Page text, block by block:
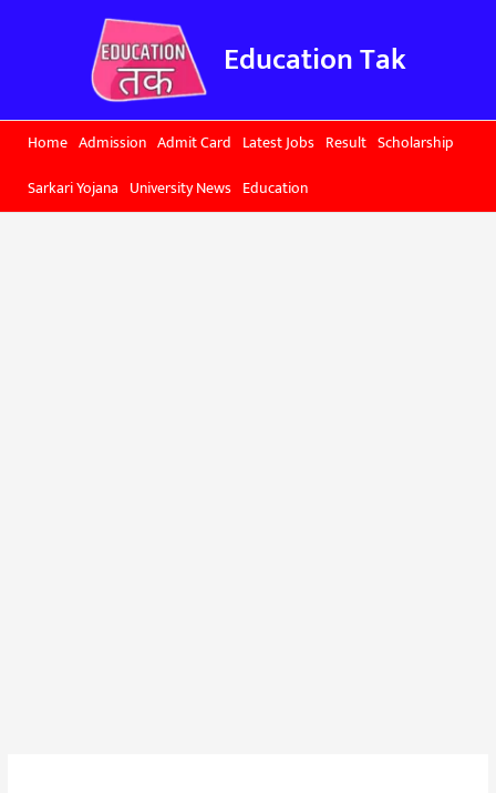
Education Tak
Home Admission Admit Card Latest Jobs Result Scholarship
Sarkari Yojana University News Education